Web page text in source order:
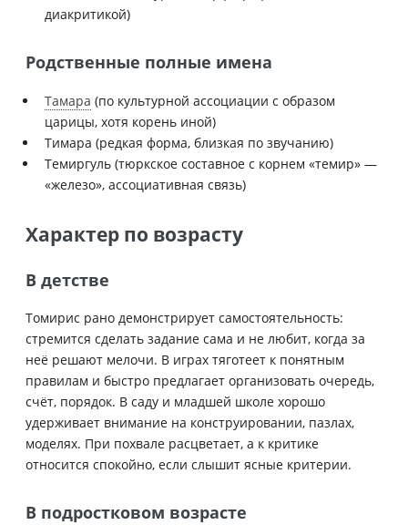
диакритикой)
Родственные полные имена
Тамара (по культурной ассоциации с образом
царицы, хотя корень иной)
Тимара (редкая форма, близкая по звучанию)
Темиргуль (тюркское составное с корнем «темир» —
«железо», ассоциативная связь)
Характер по возрасту
В детстве
Томирис рано демонстрирует самостоятельность:
стремится сделать задание сама и не любит, когда за
неё решают мелочи. В играх тяготеет к понятным
правилам и быстро предлагает организовать очередь,
счёт, порядок. В саду и младшей школе хорошо
удерживает внимание на конструировании, пазлах,
моделях. При похвале расцветает, а к критике
относится спокойно, если слышит ясные критерии.
В подростковом возрасте